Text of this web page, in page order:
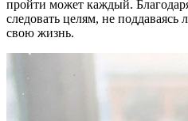
пройти может каждый.
следовать целям, не поддаваясь
свою жизнь.